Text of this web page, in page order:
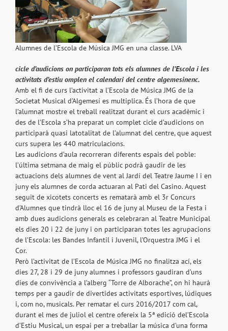
Alumnes de l’Escola de Música JMG en una classe. LVA
cicle d’audicions on participaran tots els alumnes de l’Escola i les
activitats d’estiu omplen el calendari del centre algemesinenc.
Amb el fi de curs l’activitat a l’Escola de Música JMG de la
Societat Musical d’Algemesí es multiplica. És l’hora de que
l’alumnat mostre el treball realitzat durant el curs acadèmic i
des de l’Escola s’ha preparat un complet cicle d’audicions on
participarà quasi latotalitat de l’alumnat del centre, que aquest
curs supera les 440 matriculacions.
Les audicions d’aula recorreran diferents espais del poble:
l’última setmana de maig el públic podrà gaudir de les
actuacions dels alumnes de vent al Jardí del Teatre Jaume I i en
juny els alumnes de corda actuaran al Pati del Casino. Aquest
seguit de xicotets concerts es rematarà amb el 3r Concurs
d’Alumnes que tindrà lloc el 16 de juny al Museu de la Festa i
amb dues audicions generals es celebraran al Teatre Municipal
els dies 20 i 22 de juny i on participaran totes les agrupacions
de l’Escola: les Bandes Infantil i Juvenil, l’Orquestra JMG i el
Cor.
Però l’activitat de l’Escola de Música JMG no finalitza ací, els
dies 27, 28 i 29 de juny alumnes i professors gaudiran d’uns
dies de convivència a l’alberg “Torre de Alborache”, on hi haurà
temps per a gaudir de divertides activitats esportives, lúdiques
i, com no, musicals. Per rematar el curs 2016/2017 com cal,
durant el mes de juliol el centre ofereix la 5ª edició del’Escola
d’Estiu Musical, un espai per a treballar la música d’una forma